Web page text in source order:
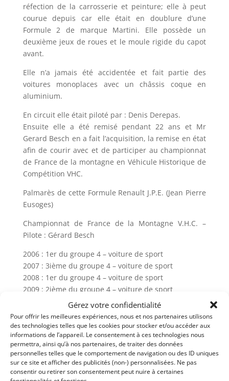
Gérez votre confidentialité
Pour offrir les meilleures expériences, nous et nos partenaires utilisons
des technologies telles que les cookies pour stocker et/ou accéder aux
informations de l’appareil. Le consentement à ces technologies nous
permettra, ainsi qu’à nos partenaires, de traiter des données
personnelles telles que le comportement de navigation ou des ID uniques
sur ce site et afficher des publicités (non-) personnalisées. Ne pas
consentir ou retirer son consentement peut nuire à certaines
réfection de la carrosserie et peinture; elle à peut
courue depuis car elle était en doublure d’une
Formule 2 de marque Martini. Elle possède un
deuxième jeux de roues et le moule rigide du capot
avant.
Elle n’a jamais été accidentée et fait partie des
voitures monoplaces avec un châssis coque en
aluminium.
En circuit elle était piloté par : Denis Derepas.
Ensuite elle a été remisé pendant 22 ans et Mr
Gerard Besch en a fait l’acquisition, la remise en état
afin de courir avec et de participer au championnat
de France de la montagne en Véhicule Historique de
Compétition VHC.
Palmarès de cette Formule Renault J.P.E. (Jean Pierre
Eusoges)
Championnat de France de la Montagne V.H.C. –
Pilote : Gérard Besch
2006 : 1er du groupe 4 – voiture de sport
2007 : 3ième du groupe 4 – voiture de sport
2008 : 1er du groupe 4 – voiture de sport
2009 : 2ième du groupe 4 – voiture de sport
2010 : 2ième du groupe 4 – voiture de sport
Pilote : Roger T.
2011 : 7ième du groupe 4 – voiture de sport
2012 : 3ième du groupe 4 – voiture de sport
2ième du Challenge Rétro Course groupe 8/9
monoplaces
2013 : 3ième du groupe 4 – voiture de sport